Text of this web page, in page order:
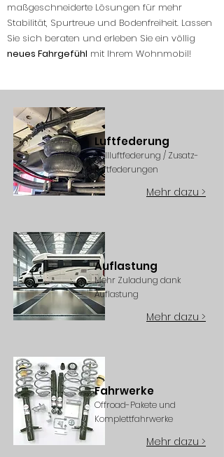
maßgeschneiderte Lösungen für mehr
Stabilität, Spurtreue und Bodenfreiheit. Lassen
Sie sich beraten und erleben Sie ein völlig
neues Fahrgefühl mit Ihrem Wohnmobil!
Luftfederung
Vollluftfederung / Zusatz-
Luftfederungen
Mehr dazu >
Auflastung
Mehr Zuladung dank
Auflastung
Mehr dazu >
Fahrwerke
Offroad-Pakete und
Komplettfahrwerke
Mehr dazu >